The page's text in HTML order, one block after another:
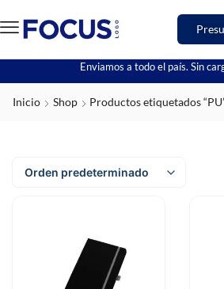
Enviamos a todo el país. Sin
Inicio Shop Productos etiquetados